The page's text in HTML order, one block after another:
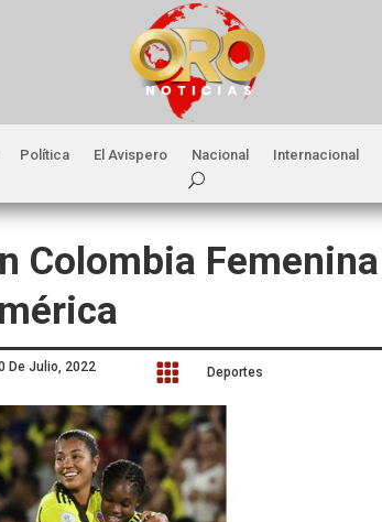
Política El Avispero Nacional Internacional
Colombia Femenina
De Julio, 2022
 Deportes